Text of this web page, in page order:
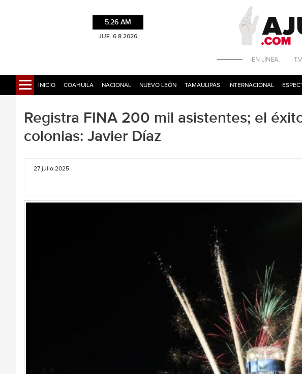
5:26 AM
JUE. 6.8.2026
·EN LÍNEA.
INICIO COAHUILA NACIONAL NUEVO LEÓN TAMAULIPAS INTERNACIONAL
Registra FINA 200 mil asistentes; el
colonias: Javier Díaz
27 julio 2025